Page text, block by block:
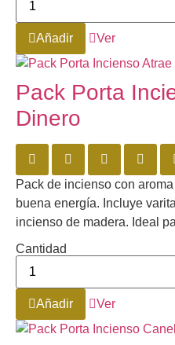
Añadir Ver
Pack Porta
Dinero
Pack de incienso con
buena energía. Incluye
incienso de madera. Ideal
Cantidad
Añadir Ver